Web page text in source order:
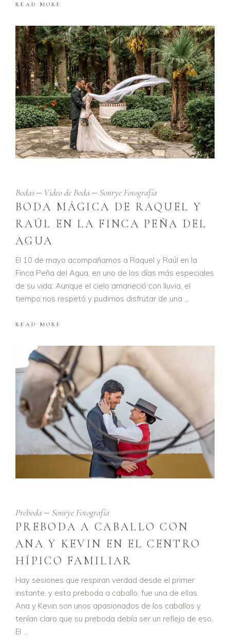
READ MORE
Bodas Video de Boda Sonrye Fotografía
BODA MÁGICA DE RAQUEL Y
RAÚL EN LA FINCA PEÑA DEL
AGUA
El 10 de mayo acompañamos a Raquel y Raúl en la
Finca Peña del Agua, en uno de los días más especiales
de su vida. Aunque el cielo amaneció con lluvia, el
tiempo nos respetó y pudimos disfrutar de una
READ MORE
Preboda Sonrye Fotografía
PREBODA A CABALLO CON
ANA Y KEVIN EN EL CENTRO
HÍPICO FAMILIAR
Hay sesiones que respiran verdad desde el primer
instante, y esta preboda a caballo, fue una de ellas.
Ana y Kevin son unos apasionados de los caballos y
tenían claro que su preboda debía ser un reflejo de eso.
El